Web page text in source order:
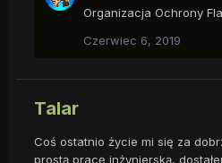
Organizacja Ochrony
Czerwiec 6, 2019
Talar
Coś ostatnio życie mi się za
prostą pracę inżynierską,